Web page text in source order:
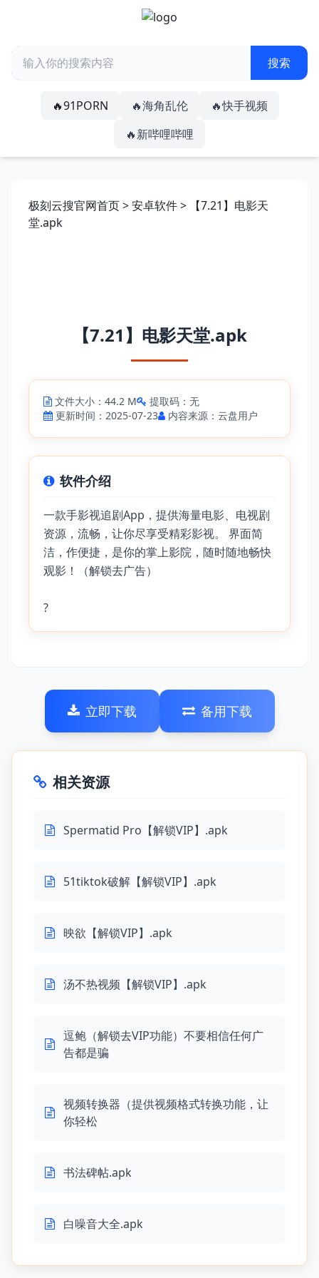
🔥91PORN 🔥海角乱伦
🔥快手视频
🔥新哔哩哔哩
极刻云搜官网首页>安卓软件> 【7.21】电影天
堂.apk
【7.21】电影天堂.apk
文件大小：44.2 M
提取码：无
更新时间：2025-07-23
内容来源：云盘用户
软件介绍
一款手影视追剧App，提供海量电影、电视剧
资源，流畅，让你尽享受精彩影视。 界面简
洁，作便捷，是你的掌上影院，随时随地畅快
观影！（解锁去广告）
?
立即下载 备用下载
相关资源
Spermatid Pro【解锁VIP】.apk
51tiktok破解【解锁VIP】.apk
映欲【解锁VIP】.apk
汤不热视频【解锁VIP】.apk
逗鲍（解锁去VIP功能）不要相信任何广
告都是骗
视频转换器（提供视频格式转换功能，让
你轻松
书法碑帖.apk
白噪音大全.apk